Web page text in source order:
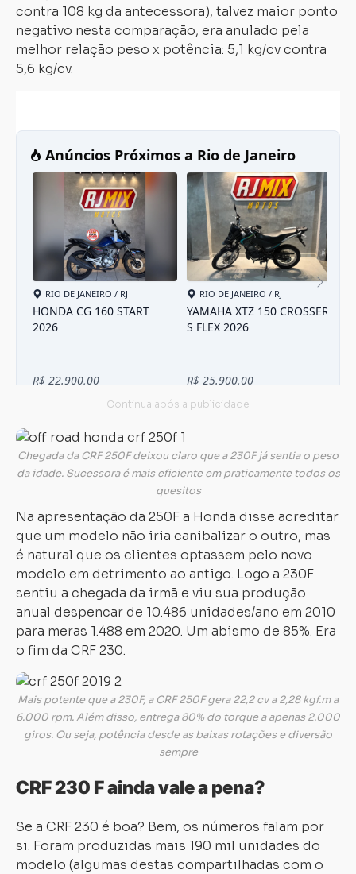
contra 108 kg da antecessora), talvez maior ponto
negativo nesta comparação, era anulado pela
melhor relação peso x potência: 5,1 kg/cv contra
5,6 kg/cv.
Chegada da CRF 250F deixou claro que a 230F já sentia o peso
da idade. Sucessora é mais eficiente em praticamente todos os
quesitos
Na apresentação da 250F a Honda disse acreditar
que um modelo não iria canibalizar o outro, mas
é natural que os clientes optassem pelo novo
modelo em detrimento ao antigo. Logo a 230F
sentiu a chegada da irmã e viu sua produção
anual despencar de 10.486 unidades/ano em 2010
para meras 1.488 em 2020. Um abismo de 85%. Era
o fim da CRF 230.
Mais potente que a 230F, a CRF 250F gera 22,2 cv a 2,28 kgf.m a
6.000 rpm. Além disso, entrega 80% do torque a apenas 2.000
giros. Ou seja, potência desde as baixas rotações e diversão
sempre
CRF 230 F ainda vale a pena?
Se a CRF 230 é boa? Bem, os números falam por
si. Foram produzidas mais 190 mil unidades do
modelo (algumas destas compartilhadas com o